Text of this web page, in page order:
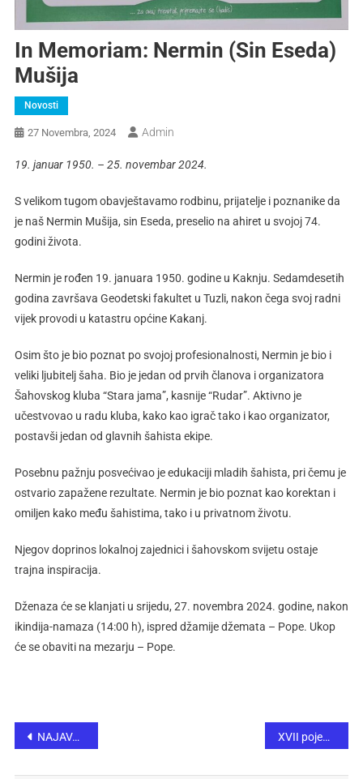
In Memoriam: Nermin (sin Eseda)
Mušija
Novosti
27 Novembra, 2024 Admin
19. januar 1950. – 25. novembar 2024.
S velikom tugom obavještavamo rodbinu, prijatelje i poznanike da
je naš Nermin Mušija, sin Eseda, preselio na ahiret u svojoj 74.
godini života.
Nermin je rođen 19. januara 1950. godine u Kaknju. Sedamdesetih
godina završava Geodetski fakultet u Tuzli, nakon čega svoj radni
vijek provodi u katastru općine Kakanj.
Osim što je bio poznat po svojoj profesionalnosti, Nermin je bio i
veliki ljubitelj šaha. Bio je jedan od prvih članova i organizatora
Šahovskog kluba “Stara jama”, kasnije “Rudar”. Aktivno je
učestvovao u radu kluba, kako kao igrač tako i kao organizator,
postavši jedan od glavnih šahista ekipe.
Posebnu pažnju posvećivao je edukaciji mladih šahista, pri čemu je
ostvario zapažene rezultate. Nermin je bio poznat kao korektan i
omiljen kako među šahistima, tako i u privatnom životu.
Njegov doprinos lokalnoj zajednici i šahovskom svijetu ostaje
trajna inspiracija.
Dženaza će se klanjati u srijedu, 27. novembra 2024. godine, nakon
ikindija-namaza (14:00 h), ispred džamije džemata – Pope. Ukop
će se obaviti na mezarju – Pope.
NAJAVA “33. NAPRETKOVOG BOŽIĆNOG TURNIRA U ŠAHU” XVII pojedinačno seniorsko prvenstvo FBiH u šahu za 2024 godinu održano u Tešnju